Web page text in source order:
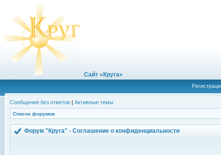
Сайт «Круга»
Сообщения без ответов | Активные темы
Список форумов
Форум "Круга" - Соглашение о конфиденциальности